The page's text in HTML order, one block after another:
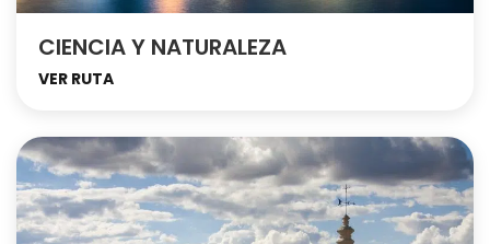
CIENCIA Y NATURALEZA
VER RUTA